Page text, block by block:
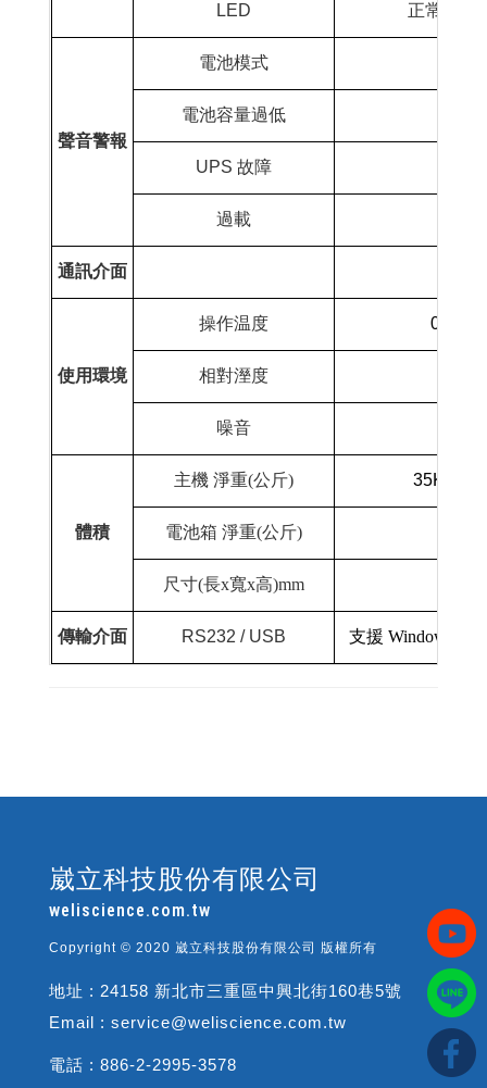
LED 正常
聲音警報
電池模式
電池容量過低
UPS 故障
過載
通訊介面
使用環境
操作温度 0-40
相對溼度
噪音
體積
主機 淨重(公斤) 35Kgs
電池箱 淨重(公斤)
尺寸(長x寬x高)mm
傳輸介面 RS232 / USB 支援 Windows 95/
崴立科技股份有限公司
weliscience.com.tw
Copyright © 2020 崴立科技股份有限公司 版權所有
地址 : 24158 新北市三重區中興北街160巷5號
Email : service@weliscience.com.tw
電話 : 886-2-2995-3578